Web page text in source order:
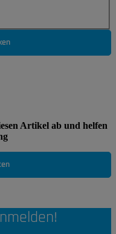
Artikel ab und helfen